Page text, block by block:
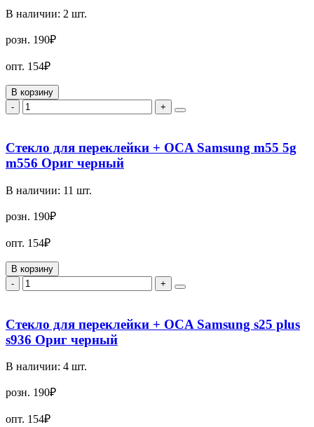
В наличии: 2 шт.
розн. 190₽
опт. 154₽
В корзину
-
+
Стекло для переклейки + OCA Samsung m55 5g
m556 Ориг черный
В наличии: 11 шт.
розн. 190₽
опт. 154₽
В корзину
-
+
Стекло для переклейки + OCA Samsung s25 plus
s936 Ориг черный
В наличии: 4 шт.
розн. 190₽
опт. 154₽